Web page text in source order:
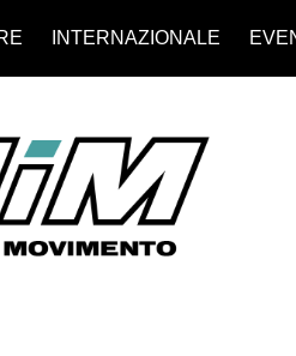
INTERNAZIONALE